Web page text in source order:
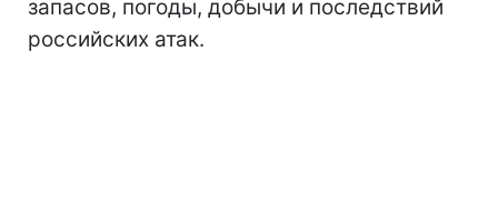
запасов, погоды, добычи и последствий
российских атак.